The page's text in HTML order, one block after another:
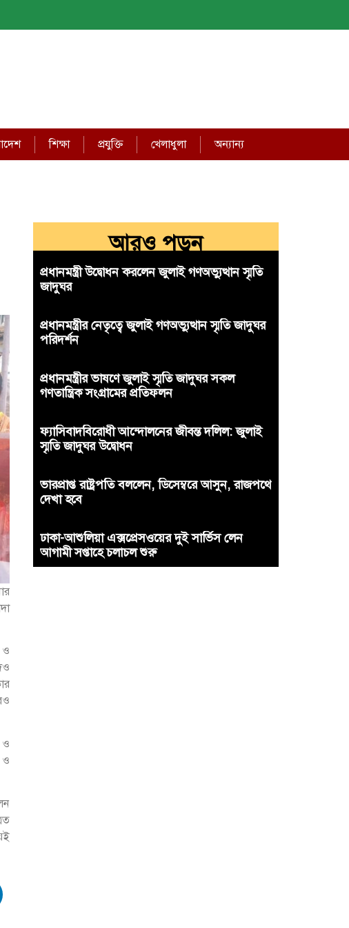
শিক্ষা প্রযুক্তি খেলাধুলা অন্যান্য
ও
ও
ও
আরও পড়ুন
প্রধানমন্ত্রী উদ্বোধন করলেন জুলাই গণঅভ্যুত্থান স্মৃতি
জাদুঘর
প্রধানমন্ত্রীর নেতৃত্বে জুলাই গণঅভ্যুত্থান স্মৃতি জাদুঘর
পরিদর্শন
প্রধানমন্ত্রীর ভাষণে জুলাই স্মৃতি জাদুঘর সকল
গণতান্ত্রিক সংগ্রামের প্রতিফলন
ফ্যাসিবাদবিরোধী আন্দোলনের জীবন্ত দলিল: জুলাই
স্মৃতি জাদুঘর উদ্বোধন
ভারপ্রাপ্ত রাষ্ট্রপতি বললেন, ডিসেম্বরে আসুন, রাজপথে
দেখা হবে
ঢাকা-আশুলিয়া এক্সপ্রেসওয়ের দুই সার্ভিস লেন
আগামী সপ্তাহে চলাচল শুরু